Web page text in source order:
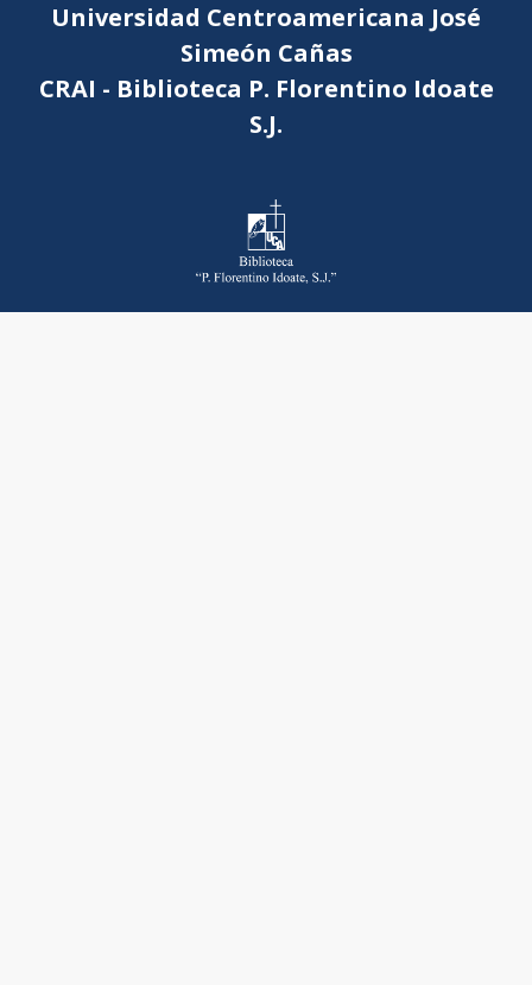
Universidad Centroamericana José
Simeón Cañas
CRAI - Biblioteca P. Florentino Idoate
S.J.